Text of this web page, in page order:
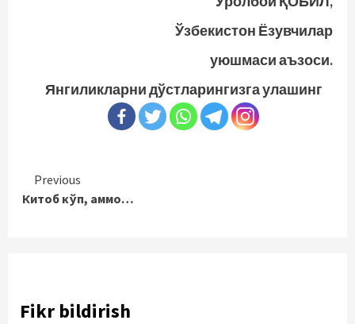
Ўзбекистон Ёзувчилар
уюшмаси аъзоси.
Янгиликларни дўстларингизга улашинг
Continue
Reading
Previous
Китоб кўп, аммо…
Fikr bildirish